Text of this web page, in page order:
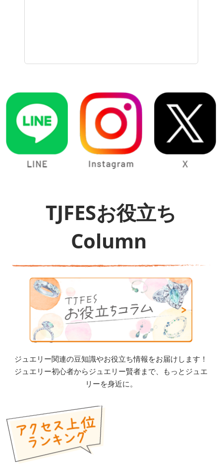
TJFESお役立ち
Column
ジュエリー関連の豆知識やお役立ち情報をお届けします！
ジュエリー初心者からジュエリー賢者まで、もっとジュエ
リーを身近に。